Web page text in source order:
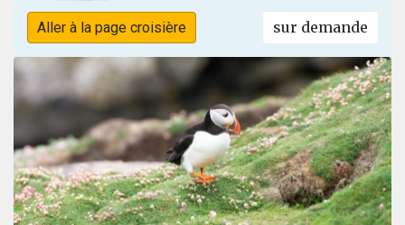
Aller à la page croisière sur demande